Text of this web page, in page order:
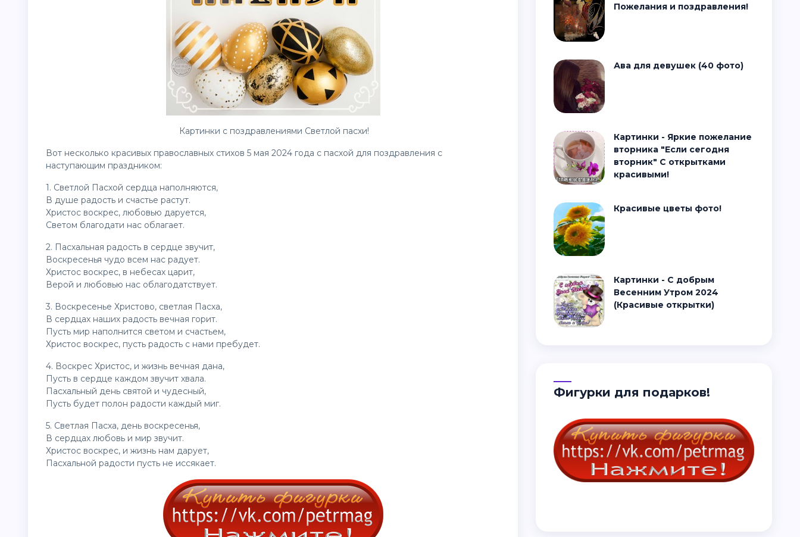
Картинки с поздравлениями Светлой пасхи!
Вот несколько красивых православных стихов 5 мая 2024 года с пасхой для поздравления с
наступающим праздником:
1. Светлой Пасхой сердца наполняются,
В душе радость и счастье растут.
Христос воскрес, любовью даруется,
Светом благодати нас облагает.
2. Пасхальная радость в сердце звучит,
Воскресенья чудо всем нас радует.
Христос воскрес, в небесах царит,
Верой и любовью нас облагодатствует.
3. Воскресенье Христово, светлая Пасха,
В сердцах наших радость вечная горит.
Пусть мир наполнится светом и счастьем,
Христос воскрес, пусть радость с нами пребудет.
4. Воскрес Христос, и жизнь вечная дана,
Пусть в сердце каждом звучит хвала.
Пасхальный день святой и чудесный,
Пусть будет полон радости каждый миг.
5. Светлая Пасха, день воскресенья,
В сердцах любовь и мир звучит.
Христос воскрес, и жизнь нам дарует,
Пасхальной радости пусть не иссякает.
Пожелания и поздравления!
Ава для девушек (40 фото)
Картинки - Яркие пожелание
вторника "Если сегодня
вторник" С открытками
красивыми!
Красивые цветы фото!
Картинки - С добрым
Весенним Утром 2024
(Красивые открытки)
Фигурки для подарков!